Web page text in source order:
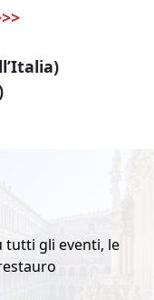
tutti gli eventi, le